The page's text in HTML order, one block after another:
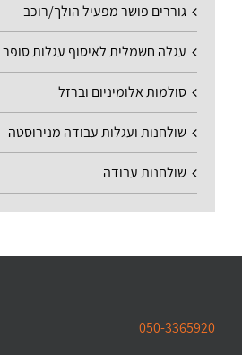
גוררים פושר מפעיל הולך/רוכב
עגלה חשמלית לאיסוף עגלות סופר
סולמות אלומיניום וברזל
שולחנות ועגלות עבודה מנירוסטה
שולחנות עבודה
050-3365920